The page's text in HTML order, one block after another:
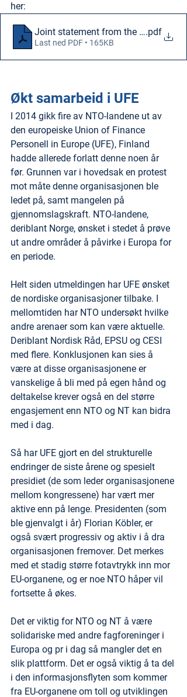
her:
Joint statement from the NTO
.pdf
Last ned PDF • 165KB
Økt samarbeid i UFE
I 2014 gikk fire av NTO-landene ut av
den europeiske Union of Finance
Personell in Europe (UFE), Finland
hadde allerede forlatt denne noen år
før. Grunnen var i hovedsak en protest
mot måte denne organisasjonen ble
ledet på, samt mangelen på
gjennomslagskraft. NTO-landene,
deriblant Norge, ønsket i stedet å prøve
ut andre områder å påvirke i Europa for
en periode.
Helt siden utmeldingen har UFE ønsket
de nordiske organisasjoner tilbake. I
mellomtiden har NTO undersøkt hvilke
andre arenaer som kan være aktuelle.
Deriblant Nordisk Råd, EPSU og CESI
med flere. Konklusjonen kan sies å
være at disse organisasjonene er
vanskelige å bli med på egen hånd og
deltakelse krever også en del større
engasjement enn NTO og NT kan bidra
med i dag.
Så har UFE gjort en del strukturelle
endringer de siste årene og spesielt
presidiet (de som leder organisasjonene
mellom kongressene) har vært mer
aktive enn på lenge. Presidenten (som
ble gjenvalgt i år) Florian Köbler, er
også svært progressiv og aktiv i å dra
organisasjonen fremover. Det merkes
med et stadig større fotavtrykk inn mor
EU-organene, og er noe NTO håper vil
fortsette å økes.
Det er viktig for NTO og NT å være
solidariske med andre fagforeninger i
Europa og pr i dag så mangler det en
slik plattform. Det er også viktig å ta del
i den informasjonsflyten som kommer
fra EU-organene om toll og utviklingen